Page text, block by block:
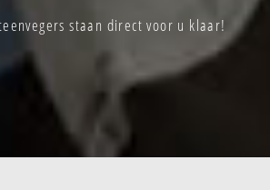
staan direct voor u klaar!